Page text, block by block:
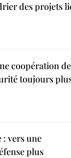
des projets
coopération de
toujours
vers une
plus